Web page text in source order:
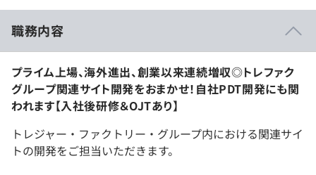
職務内容
プライム上場、海外進出、創業以来連続増収◎トレファク
グループ関連サイト開発をおまかせ！自社PDT開発にも関
われます【入社後研修＆OJTあり】
トレジャー・ファクトリー・グループ内における関連サイ
トの開発をご担当いただきます。